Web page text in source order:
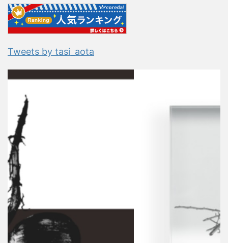
Tweets by tasi_aota